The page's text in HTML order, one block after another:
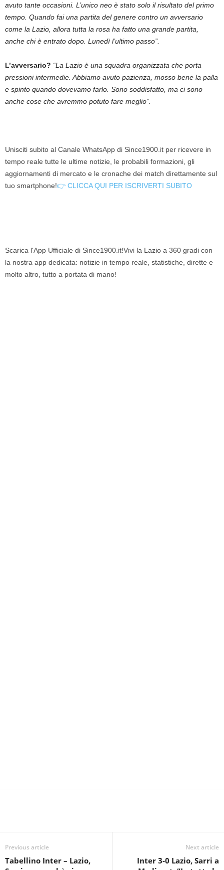
avuto tante occasioni. L’unico neo è stato solo il risultato del primo
tempo. Quando fai una partita del genere contro un avversario
come la Lazio, allora tutta la rosa ha fatto una grande partita,
anche chi è entrato dopo. Lunedì l’ultimo passo”.
L’avversario? “La Lazio è una squadra organizzata che porta
pressioni intermedie. Abbiamo avuto pazienza, mosso bene la palla
e spinto quando dovevamo farlo. Sono soddisfatto, ma ci sono
anche cose che avremmo potuto fare meglio”.
Unisciti subito al Canale WhatsApp di Since1900.it per ricevere in
tempo reale tutte le ultime notizie, le probabili formazioni, gli
aggiornamenti di mercato e le cronache dei match direttamente sul
tuo smartphone!👉 CLICCA QUI PER ISCRIVERTI SUBITO
Scarica l'App Ufficiale di Since1900.it!Vivi la Lazio a 360 gradi con
la nostra app dedicata: notizie in tempo reale, statistiche, dirette e
molto altro, tutto a portata di mano!
Previous article
Tabellino Inter – Lazio,
Next article
Inter 3-0 Lazio, Sarri a